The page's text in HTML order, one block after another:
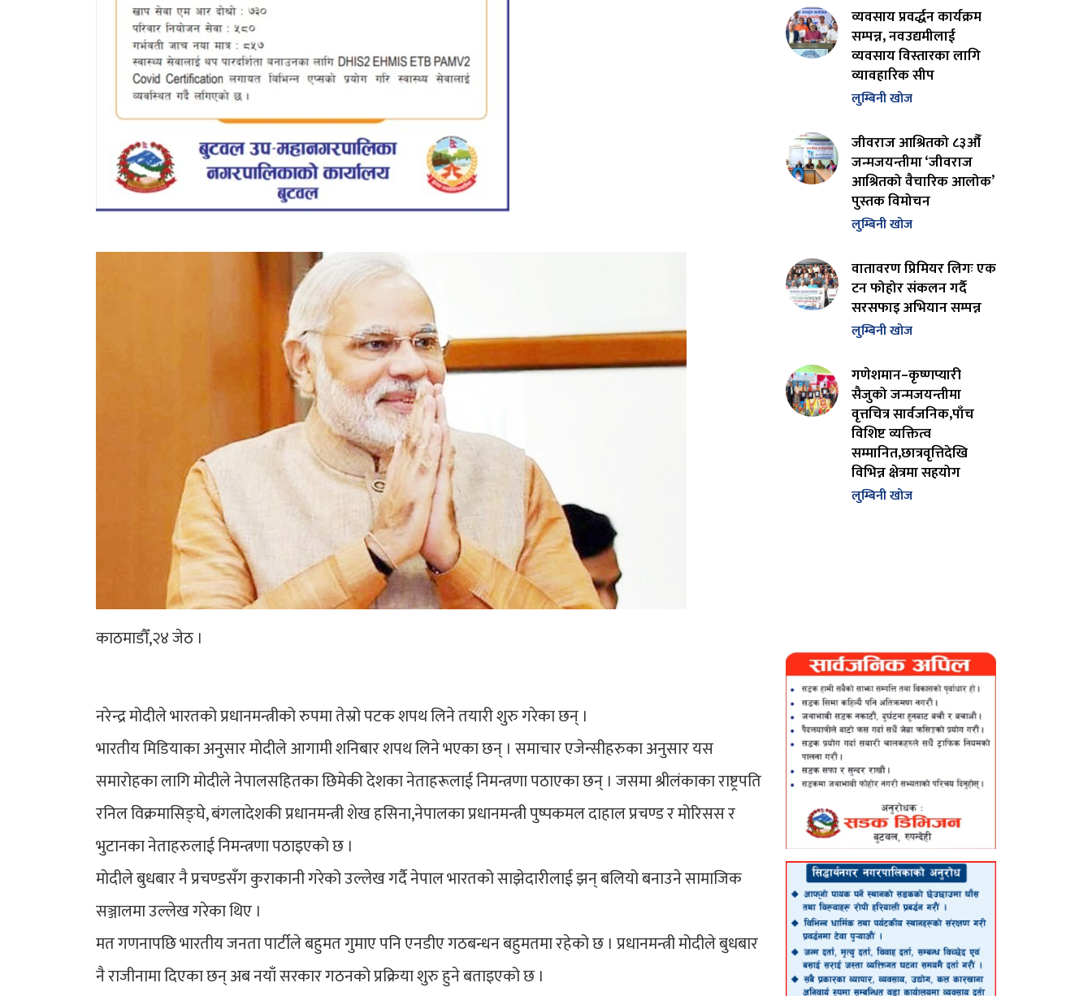
काठमाडौँ,२४ जेठ ।
नरेन्द्र मोदीले भारतको प्रधानमन्त्रीको रुपमा तेस्रो पटक शपथ लिने तयारी शुरु गरेका छन् ।
भारतीय मिडियाका अनुसार मोदीले आगामी शनिबार शपथ लिने भएका छन् । समाचार एजेन्सीहरुका अनुसार यस
समारोहका लागि मोदीले नेपालसहितका छिमेकी देशका नेताहरूलाई निमन्त्रणा पठाएका छन् । जसमा श्रीलंकाका राष्ट्रपति
रनिल विक्रमासिङ्घे, बंगलादेशकी प्रधानमन्त्री शेख हसिना,नेपालका प्रधानमन्त्री पुष्पकमल दाहाल प्रचण्ड र मोरिसस र
भुटानका नेताहरुलाई निमन्त्रणा पठाइएको छ ।
मोदीले बुधबार नै प्रचण्डसँग कुराकानी गरेको उल्लेख गर्दै नेपाल भारतको साझेदारीलाई झन् बलियो बनाउने सामाजिक
सञ्जालमा उल्लेख गरेका थिए ।
मत गणनापछि भारतीय जनता पार्टीले बहुमत गुमाए पनि एनडीए गठबन्धन बहुमतमा रहेको छ । प्रधानमन्त्री मोदीले बुधबार
नै राजीनामा दिएका छन् अब नयाँ सरकार गठनको प्रक्रिया शुरु हुने बताइएको छ ।
व्यवसाय प्रवर्द्धन कार्यक्रम
सम्पन्न, नवउद्यमीलाई
व्यवसाय विस्तारका लागि
व्यावहारिक सीप
लुम्बिनी खोज
जीवराज आश्रितको ८३औँ
जन्मजयन्तीमा ‘जीवराज
आश्रितको वैचारिक आलोक’
पुस्तक विमोचन
लुम्बिनी खोज
वातावरण प्रिमियर लिगः एक
टन फोहोर संकलन गर्दै
सरसफाइ अभियान सम्पन्न
लुम्बिनी खोज
गणेशमान–कृष्णप्यारी
सैजुको जन्मजयन्तीमा
वृत्तचित्र सार्वजनिक,पाँच
विशिष्ट व्यक्तित्व
सम्मानित,छात्रवृत्तिदेखि
विभिन्न क्षेत्रमा सहयोग
लुम्बिनी खोज